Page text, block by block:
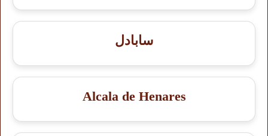
سابادل
Alcala de Henares